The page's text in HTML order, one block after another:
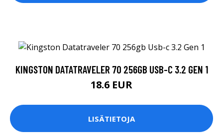
KINGSTON DATATRAVELER 70 256GB USB-C 3.2 GEN 1
18.6 EUR
LISÄTIETOJA